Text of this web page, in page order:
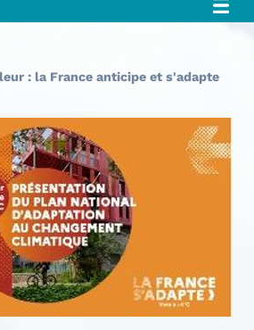
: la France anticipe et s'adapte